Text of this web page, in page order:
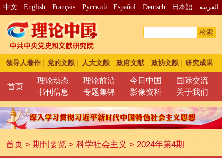
中文 English Français Pусский Español Deutsch 日本語 العربية
检索
领导人著作 党的文献 人大文献 政府文献 政协文献 研究成果
首页
理论动态 理论前沿 今日中国
国际交流
书刊信息
专题集锦 影像资料 关于我们
首页> 期刊要览> 科学社会主义 > 2024年第4期